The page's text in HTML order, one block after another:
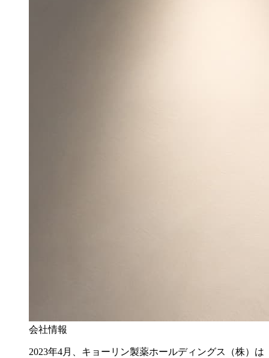
会社情報
2023年4月、キョーリン製薬ホールディングス（株）は